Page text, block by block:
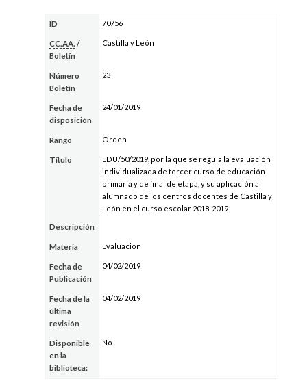
ID 70756
CC.AA. /
Boletín
Castilla y León
Número
Boletín
23
Fecha de
disposición
24/01/2019
Rango Orden
Título
EDU/50/2019, por la que se regula la evaluación
individualizada de tercer curso de educación
primaria y de final de etapa, y su aplicación al
alumnado de los centros docentes de Castilla y
León en el curso escolar 2018-2019
Descripción
Materia Evaluación
Fecha de
Publicación
04/02/2019
Fecha de la
última
revisión
04/02/2019
Disponible
en la
biblioteca:
No